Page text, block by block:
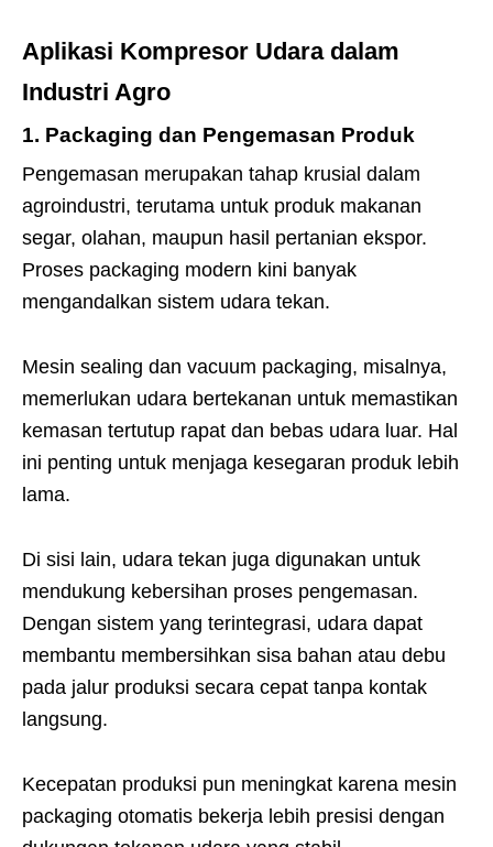
Aplikasi Kompresor Udara dalam
Industri Agro
1. Packaging dan Pengemasan Produk
Pengemasan merupakan tahap krusial dalam
agroindustri, terutama untuk produk makanan
segar, olahan, maupun hasil pertanian ekspor.
Proses packaging modern kini banyak
mengandalkan sistem udara tekan.
Mesin sealing dan vacuum packaging, misalnya,
memerlukan udara bertekanan untuk memastikan
kemasan tertutup rapat dan bebas udara luar. Hal
ini penting untuk menjaga kesegaran produk lebih
lama.
Di sisi lain, udara tekan juga digunakan untuk
mendukung kebersihan proses pengemasan.
Dengan sistem yang terintegrasi, udara dapat
membantu membersihkan sisa bahan atau debu
pada jalur produksi secara cepat tanpa kontak
langsung.
Kecepatan produksi pun meningkat karena mesin
packaging otomatis bekerja lebih presisi dengan